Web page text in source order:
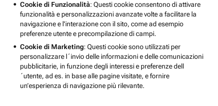
Cookie di Funzionalità: Questi cookie consentono di attivare
funzionalità e personalizzazioni avanzate volte a facilitare la
navigazione e l'interazione con il sito, come ad esempio
preferenze utente e precompilazione di campi.
Cookie di Marketing: Questi cookie sono utilizzati per
personalizzare l´invio delle informazioni e delle comunicazioni
pubblicitarie, in funzione degli interessi e preferenze dell
´utente, ad es. in base alle pagine visitate, e fornire
un’esperienza di navigazione più rilevante.